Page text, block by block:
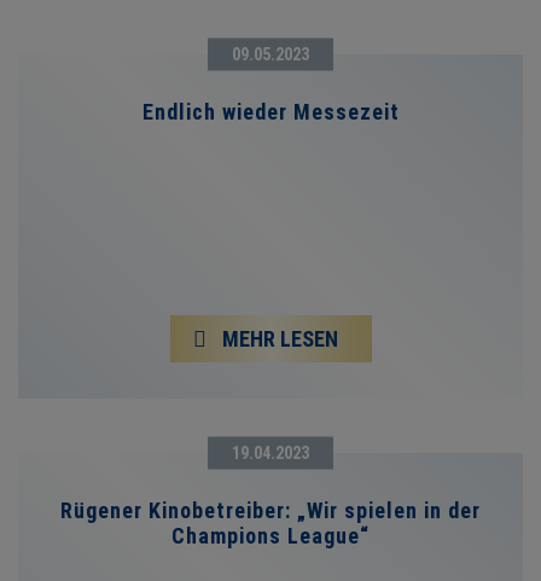
09.05.2023
Endlich wieder Messezeit
MEHR LESEN
19.04.2023
Rügener Kinobetreiber: „Wir spielen in der
Champions League“